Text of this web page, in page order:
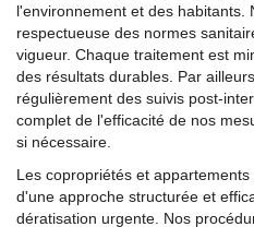
l'environnement et des habitants.
respectueuse des normes
vigueur. Chaque traitement est
des résultats durables. Par
régulièrement des suivis post-
complet de l'efficacité de nos
si nécessaire.
Les copropriétés et
d'une approche structurée et
dératisation urgente. Nos